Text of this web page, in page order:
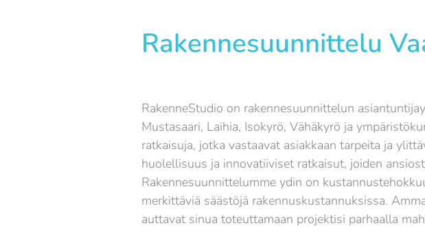
Rakennesuunnittelu
RakenneStudio on rakennesuunnittelun
Mustasaari, Laihia, Isokyrö, Vähäkyrö ja
ratkaisuja, jotka vastaavat asiakkaan tarpeita ja
huolellisuus ja innovatiiviset ratkaisut, joiden
Rakennesuunnittelumme ydin on
merkittäviä säästöjä rakennuskustannuksissa.
auttavat sinua toteuttamaan projektisi parhaalla